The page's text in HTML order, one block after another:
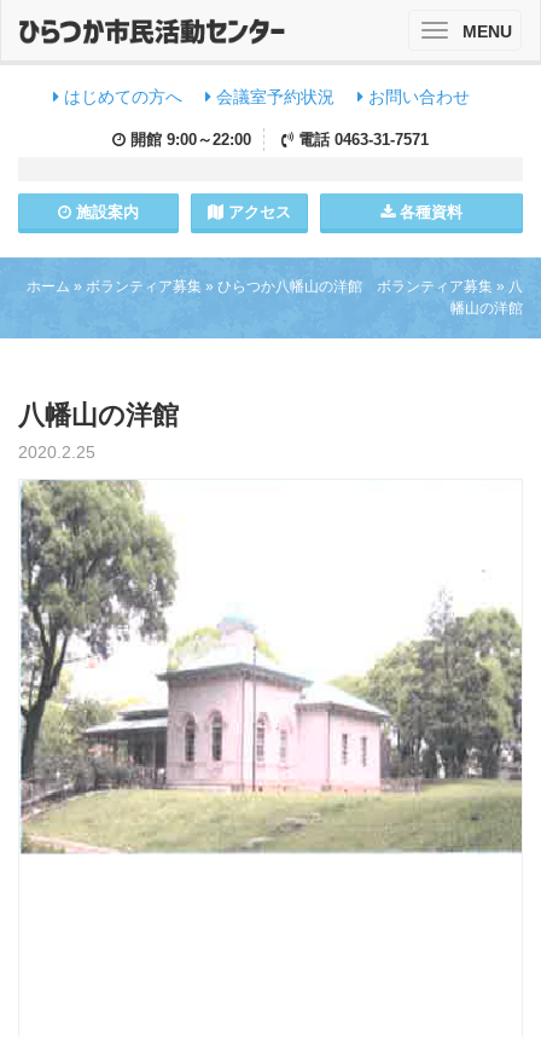
はじめての方へ 会議室予約状況 お問い合わせ
開館 9:00～22:00 電話 0463-31-7571
施設案内 アクセス 各種資料
ToggleMENU
ホーム » ボランティア募集 » ひらつか八幡山の洋館 ボランティア募集 » 八
幡山の洋館
八幡山の洋館
2020.2.25